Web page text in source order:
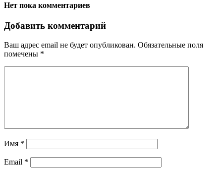
Нет пока комментариев
Добавить комментарий
Ваш адрес email не будет опубликован. Обязательные поля
помечены *
Имя *
Email *